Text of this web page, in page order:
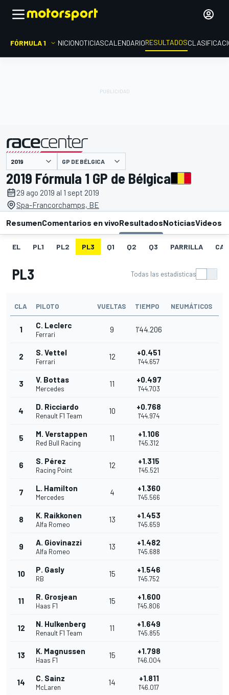
FÓRMULA 1 INICIONOTICIASCALENDARIORESULTADOS
presentado por GP DE BÉLGICA
2019 Fórmula 1 GP de Bélgica
29 ago 2019 al 1 sept 2019
Spa-Francorchamps, BE
ResumenComentarios en vivoResultadosNoticiasVideos
EL PL1 PL2 PL3 Q1 Q2 Q3 PARRILLA
PL3 Todas las estadísticas
CLA PILOTO VUELTAS TIEMPO NEUMÁTICOS
1 C. Leclerc
Ferrari
9 1'44.206
2 S. Vettel
Ferrari
12 +0.451
1'44.657
3 V. Bottas
Mercedes
11 +0.497
1'44.703
4 D. Ricciardo
Renault F1 Team
10 +0.768
1'44.974
5 M. Verstappen
Red Bull Racing
11 +1.106
1'45.312
6 S. Pérez
Racing Point
12 +1.315
1'45.521
7 L. Hamilton
Mercedes
4 +1.360
1'45.566
8 K. Raikkonen
Alfa Romeo
13 +1.453
1'45.659
9 A. Giovinazzi
Alfa Romeo
13 +1.482
1'45.688
10 P. Gasly
RB
15 +1.546
1'45.752
11 R. Grosjean
Haas F1
15 +1.600
1'45.806
12 N. Hulkenberg
Renault F1 Team
11 +1.649
1'45.855
13 K. Magnussen
Haas F1
15 +1.798
1'46.004
14 C. Sainz
McLaren
14 +1.811
1'46.017